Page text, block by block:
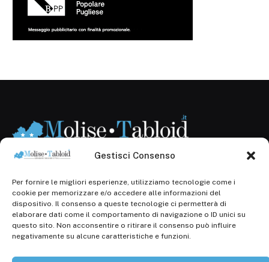
Gestisci Consenso
Per fornire le migliori esperienze, utilizziamo tecnologie come i
cookie per memorizzare e/o accedere alle informazioni del
dispositivo. Il consenso a queste tecnologie ci permetterà di
elaborare dati come il comportamento di navigazione o ID unici su
questo sito. Non acconsentire o ritirare il consenso può influire
negativamente su alcune caratteristiche e funzioni.
Registr. presso il Tribunale di Campobasso: 3/2013 del
14.11.2013, Cron. 1254
Roc: iscrizione n° 25549 (Prot. 1138/com/15 del
30.04.2015)
P.Iva: 01707150700